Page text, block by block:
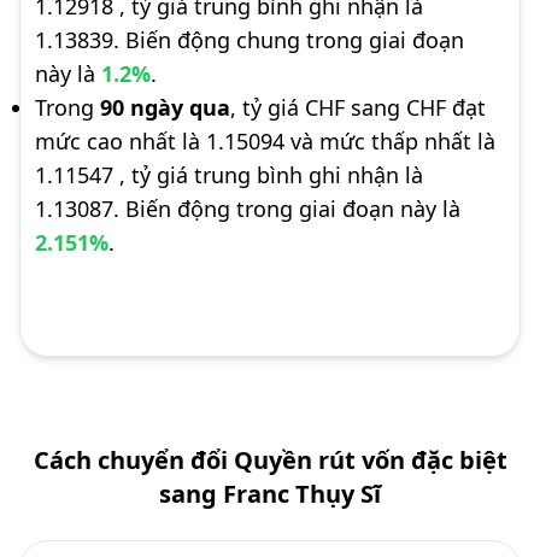
1.12918 , tỷ giá trung bình ghi nhận là
1.13839. Biến động chung trong giai đoạn
này là 1.2%.
Trong 90 ngày qua, tỷ giá CHF sang CHF đạt
mức cao nhất là 1.15094 và mức thấp nhất là
1.11547 , tỷ giá trung bình ghi nhận là
1.13087. Biến động trong giai đoạn này là
2.151%.
Cách chuyển đổi Quyền rút vốn đặc biệt
sang Franc Thụy Sĩ